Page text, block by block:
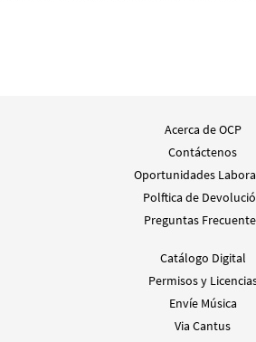
Acerca de OCP
Contáctenos
Oportunidades
Polftica de
Preguntas
Catálogo Digital
Permisos y
Envíe Música
Via Cantus